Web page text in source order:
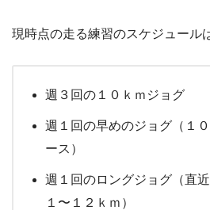
現時点の走る練習のスケジュール
週３回の１０ｋｍジョグ
週１回の早めのジョグ（１
ース）
週１回のロングジョグ（直
１〜１２ｋｍ）